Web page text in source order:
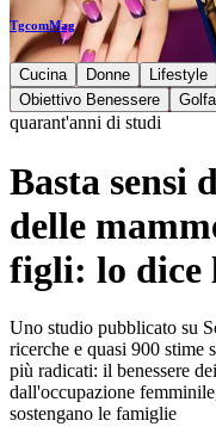
TgcomMag
Cucina Donne Lifestyle
Obiettivo Benessere
quarant'anni di studi
Basta sensi
delle
figli: lo dice
Uno studio pubblicato su
ricerche e quasi 900 stime
più radicati: il benessere
dall'occupazione
sostengano le famiglie